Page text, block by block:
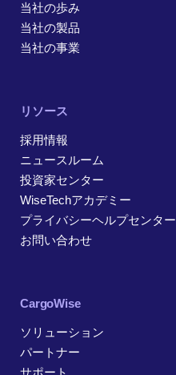
当社の歩み
当社の製品
当社の事業
リソース
採用情報
ニュースルーム
投資家センター
WiseTechアカデミー
プライバシーヘルプセンター
お問い合わせ
CargoWise
ソリューション
パートナー
サポート